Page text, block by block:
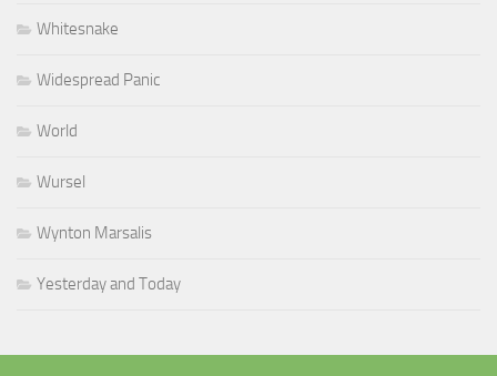
Whitesnake
Widespread Panic
World
Wursel
Wynton Marsalis
Yesterday and Today